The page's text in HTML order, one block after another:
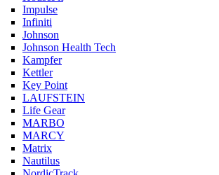
Impulse
Infiniti
Johnson
Johnson Health Tech
Kampfer
Kettler
Key Point
LAUFSTEIN
Life Gear
MARBO
MARCY
Matrix
Nautilus